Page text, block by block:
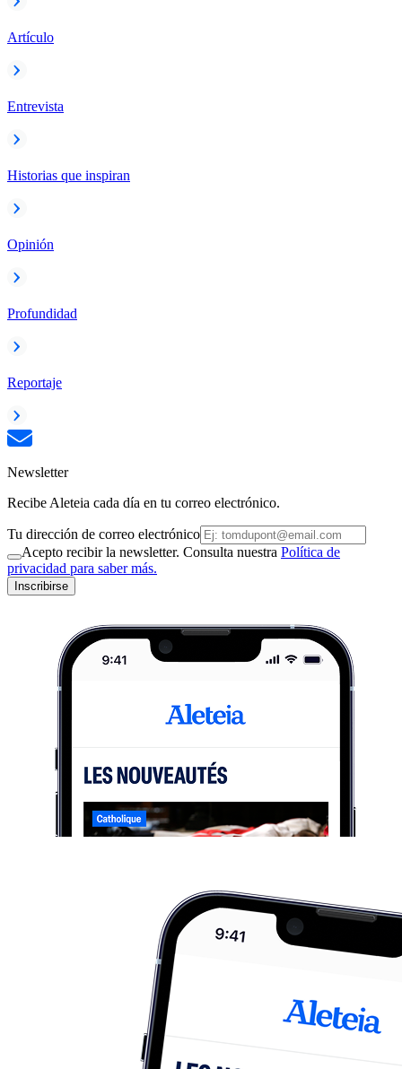
Artículo
Entrevista
Historias que inspiran
Opinión
Profundidad
Reportaje
Newsletter
Recibe Aleteia cada día en tu correo electrónico.
Tu dirección de correo electrónico
Acepto recibir la newsletter. Consulta nuestra Política de
privacidad para saber más.
Inscribirse